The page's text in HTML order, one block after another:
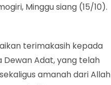
Minggu siang (15/10).
terimakasih kepada
Dewan Adat, yang telah
amanah dari Allah